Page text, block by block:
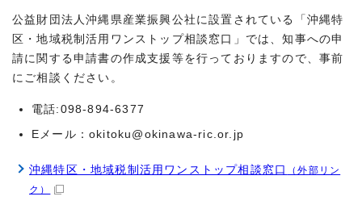
公益財団法人沖縄県産業振興公社に設置されている「沖縄特
区・地域税制活用ワンストップ相談窓口」では、知事への申
請に関する申請書の作成支援等を行っておりますので、事前
にご相談ください。
電話:098-894-6377
Eメール：okitoku@okinawa-ric.or.jp
沖縄特区・地域税制活用ワンストップ相談窓口
（外部リン
ク）